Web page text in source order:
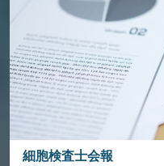
細胞検査士会報